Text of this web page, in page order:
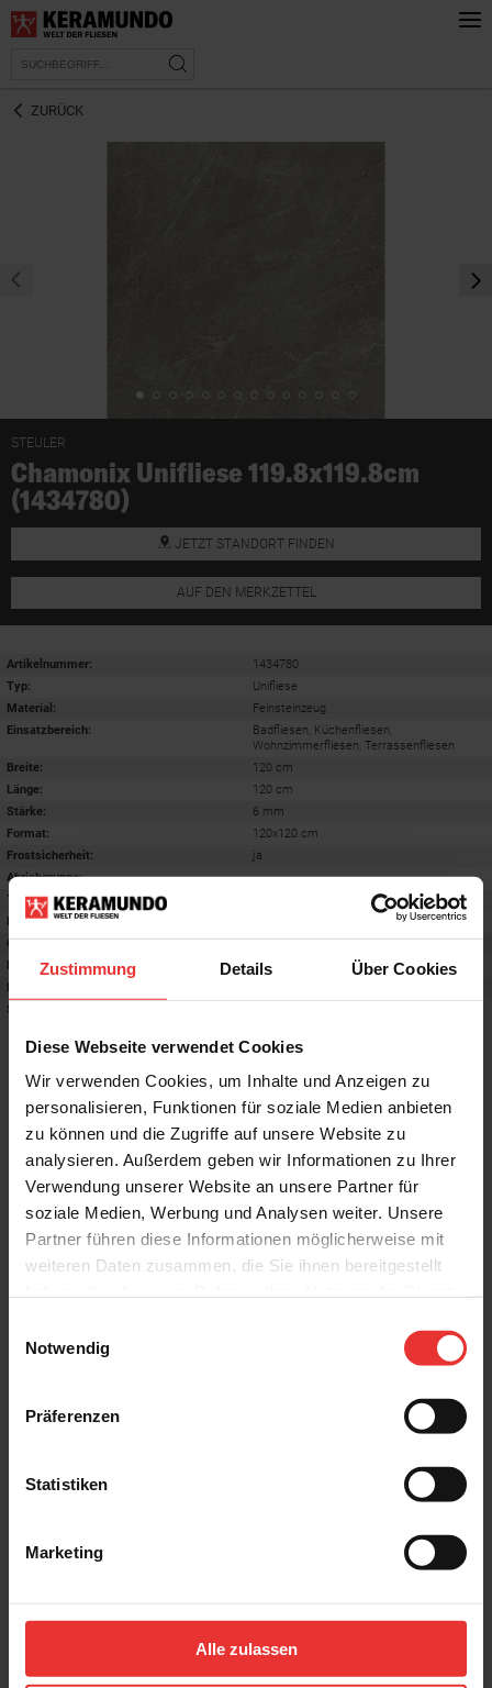
Zustimmung Details Über Cookies
Diese Webseite verwendet Cookies
Wir verwenden Cookies, um Inhalte und Anzeigen zu
personalisieren, Funktionen für soziale Medien anbieten
zu können und die Zugriffe auf unsere Website zu
analysieren. Außerdem geben wir Informationen zu Ihrer
Verwendung unserer Website an unsere Partner für
soziale Medien, Werbung und Analysen weiter. Unsere
Partner führen diese Informationen möglicherweise mit
weiteren Daten zusammen, die Sie ihnen bereitgestellt
Notwendig
Präferenzen
Statistiken
Marketing
Alle zulassen
ZURÜCK
STEULER
Chamonix Unifliese 119.8x119.8cm
(1434780)
JETZT STANDORT FINDEN
AUF DEN MERKZETTEL
Artikelnummer:
1434780
Typ:
Unifliese
Material:
Feinsteinzeug
Einsatzbereich:
Badfliesen, Küchenfliesen,
Wohnzimmerfliesen, Terrassenfliesen
Breite:
120 cm
Länge:
120 cm
Stärke:
6 mm
Format:
120x120 cm
Frostsicherheit:
ja
Abriebgruppe:
-
Trittsicherheit barfuß:
Farbton:
Oberfläche:
matt
Rektifiziert:
ja
Rutschhemmwert
Stilrichtung
Weitere Produkte aus der Serie
Chamonix
Chamonix
Chamonix
clay - matt